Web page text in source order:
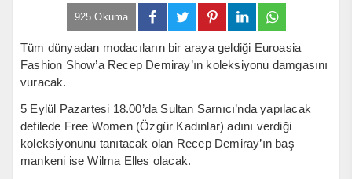
925 Okuma
Tüm dünyadan modacıların bir araya geldiği Euroasia
Fashion Show’a Recep Demiray’ın koleksiyonu damgasını
vuracak.
5 Eylül Pazartesi 18.00’da Sultan Sarnıcı’nda yapılacak
defilede Free Women (Özgür Kadınlar) adını verdiği
koleksiyonunu tanıtacak olan Recep Demiray’ın baş
mankeni ise Wilma Elles olacak.